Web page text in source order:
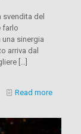
svendita del
farlo
sinergia
arriva dal
[…]
Read more